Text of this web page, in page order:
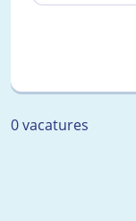
0 vacatures